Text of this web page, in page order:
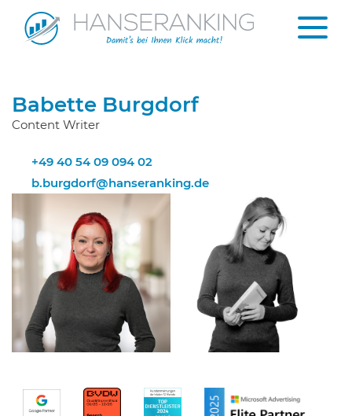
Babette Burgdorf
Content Writer
+49 40 54 09 094 02
b.burgdorf@hanseranking.de